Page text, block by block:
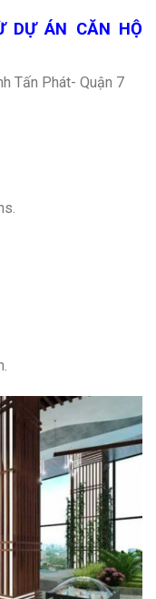
DỰ ÁN CĂN HỘ
Tấn Phát- Quận 7